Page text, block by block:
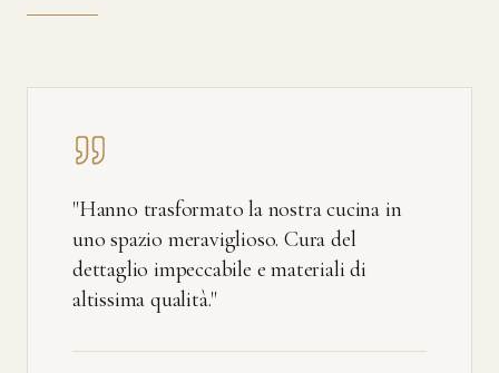
"Hanno trasformato la nostra cucina in
uno spazio meraviglioso. Cura del
dettaglio impeccabile e materiali di
altissima qualità."